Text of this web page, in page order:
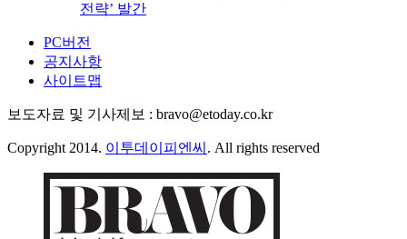
전략’ 발간
PC버전
공지사항
사이트맵
보도자료 및 기사제보 : bravo@etoday.co.kr
Copyright 2014. 이투데이피엔씨 . All rights reserved